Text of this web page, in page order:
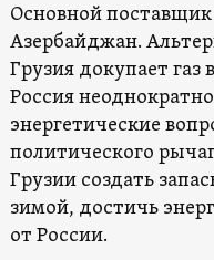
Основной поставщик
Азербайджан.
Грузия докупает
Россия
энергетические
политического
Грузии создать
зимой, достичь
от России.